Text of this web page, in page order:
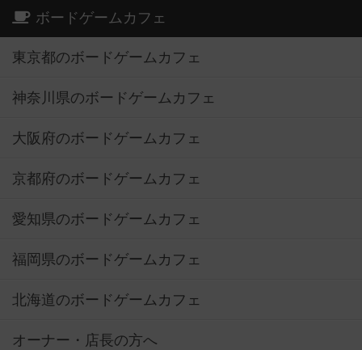
ボードゲームカフェ
東京都のボードゲームカフェ
神奈川県のボードゲームカフェ
大阪府のボードゲームカフェ
京都府のボードゲームカフェ
愛知県のボードゲームカフェ
福岡県のボードゲームカフェ
北海道のボードゲームカフェ
オーナー・店長の方へ